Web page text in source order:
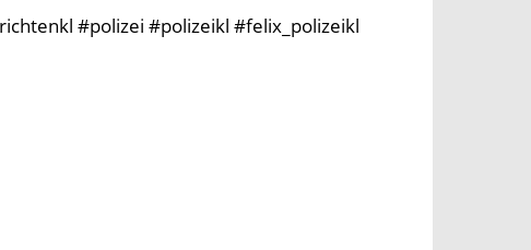
#polizei #polizeikl #felix_polizeikl